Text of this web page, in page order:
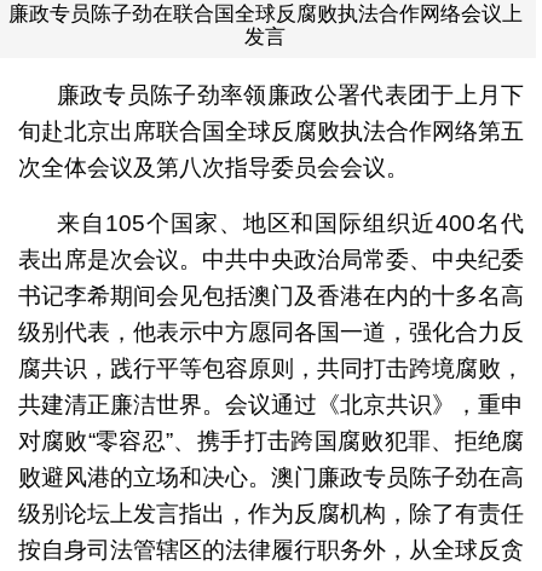
廉政专员陈子劲在联合国全球反腐败执法合作网络会议上
发言
廉政专员陈子劲率领廉政公署代表团于上月下
旬赴北京出席联合国全球反腐败执法合作网络第五
次全体会议及第八次指导委员会会议。
来自105个国家、地区和国际组织近400名代
表出席是次会议。中共中央政治局常委、中央纪委
书记李希期间会见包括澳门及香港在内的十多名高
级别代表，他表示中方愿同各国一道，强化合力反
腐共识，践行平等包容原则，共同打击跨境腐败，
共建清正廉洁世界。会议通过《北京共识》，重申
对腐败“零容忍”、携手打击跨国腐败犯罪、拒绝腐
败避风港的立场和决心。澳门廉政专员陈子劲在高
级别论坛上发言指出，作为反腐机构，除了有责任
按自身司法管辖区的法律履行职务外，从全球反贪